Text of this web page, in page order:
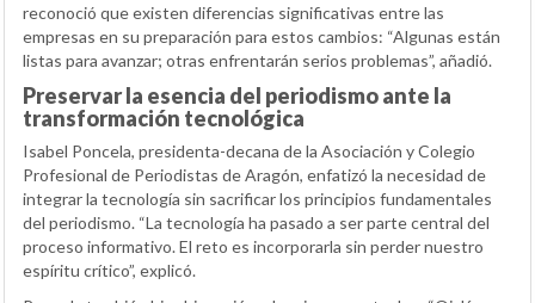
reconoció que existen diferencias significativas entre las
empresas en su preparación para estos cambios: “Algunas están
listas para avanzar; otras enfrentarán serios problemas”, añadió.
Preservar la esencia del periodismo ante la
transformación tecnológica
Isabel Poncela, presidenta-decana de la Asociación y Colegio
Profesional de Periodistas de Aragón, enfatizó la necesidad de
integrar la tecnología sin sacrificar los principios fundamentales
del periodismo. “La tecnología ha pasado a ser parte central del
proceso informativo. El reto es incorporarla sin perder nuestro
espíritu crítico”, explicó.